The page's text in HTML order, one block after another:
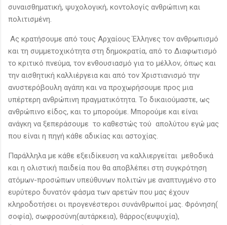
συναισθηματική, ψυχολογική, κοντολογίς ανθρώπινη και
πολιτισμένη.
Ας κρατήσουμε από τους Αρχαίους Έλληνες τον ανθρωπισμό
και τη συμμετοχικότητα στη δημοκρατία, από το Διαφωτισμό
το κριτικό πνεύμα, τον ενθουσιασμό για το μέλλον, όπως και
την αισθητική καλλιέργεια και από τον Χριστιανισμό την
ανυστερόβουλη αγάπη και να προχωρήσουμε προς μια
υπέρτερη ανθρώπινη πραγματικότητα. Το δικαιούμαστε, ως
ανθρώπινο είδος, και το μπορούμε. Μπορούμε και είναι
ανάγκη να ξεπεράσουμε το καθεστώς τού απολύτου εγώ μας
που είναι η πηγή κάθε αδικίας και αστοχίας.
Παράλληλα με κάθε εξειδίκευση να καλλιεργείται μεθοδικά
και η ολιστική παιδεία που θα αποβλέπει στη συγκρότηση
ατόμων-προσώπων υπεύθυνων πολιτών με αναπτυγμένο στο
ευρύτερο δυνατόν φάσμα των αρετών που μας έχουν
κληροδοτήσει οι προγενέστεροι συνάνθρωποί μας. Φρόνηση(
σοφία), σωφροσύνη(αυτάρκεια), θάρρος(ευψυχία),